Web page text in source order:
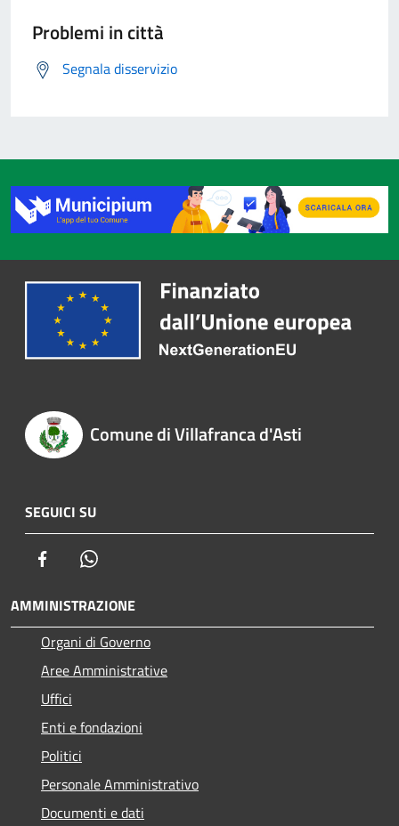
Problemi in città
Segnala disservizio
Comune di Villafranca d'Asti
SEGUICI SU
Facebook
AMMINISTRAZIONE
Organi di Governo
Aree Amministrative
Uffici
Enti e fondazioni
Politici
Personale Amministrativo
Documenti e dati